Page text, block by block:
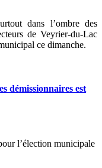
dans l’ombre des
de Veyrier-du-Lac
ce dimanche.
démissionnaires est
l’élection municipale